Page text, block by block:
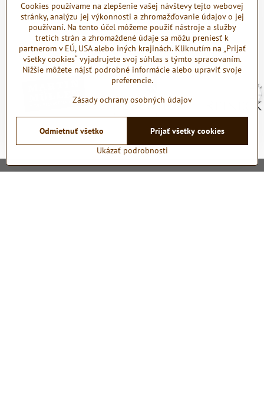
Cookies používame na zlepšenie vašej návštevy tejto webovej
stránky, analýzu jej výkonnosti a zhromažďovanie údajov o jej
používaní. Na tento účel môžeme použiť nástroje a služby
tretích strán a zhromaždené údaje sa môžu preniesť k
partnerom v EÚ, USA alebo iných krajinách. Kliknutím na „Prijať
všetky cookies“ vyjadrujete svoj súhlas s týmto spracovaním.
Nižšie môžete nájsť podrobné informácie alebo upraviť svoje
preferencie.
Zásady ochrany osobných údajov
Ukázať podrobnosti
Prijať všetky cookies
Odmietnuť všetko